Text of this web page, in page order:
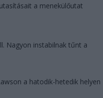
a menekülőutat
Nagyon instabilnak tűnt a
a hatodik-hetedik helyen